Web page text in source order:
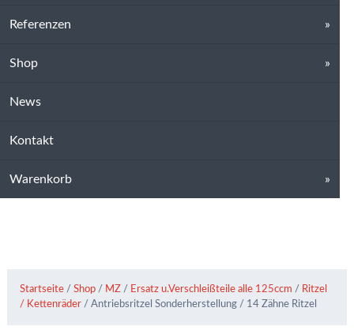
Referenzen
Shop
News
Kontakt
Warenkorb
Startseite /Shop / MZ / Ersatz u.Verschleißteile alle 125ccm / Ritzel
/ Kettenräder / Antriebsritzel Sonderherstellung / 14 Zähne Ritzel